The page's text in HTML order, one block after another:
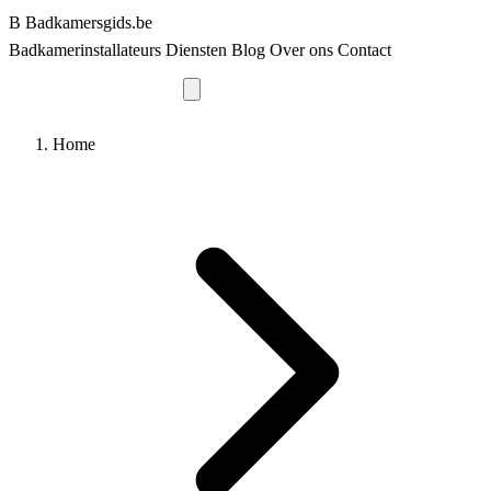
B Badkamersgids.be
Badkamerinstallateurs Diensten Blog Over ons Contact
Home